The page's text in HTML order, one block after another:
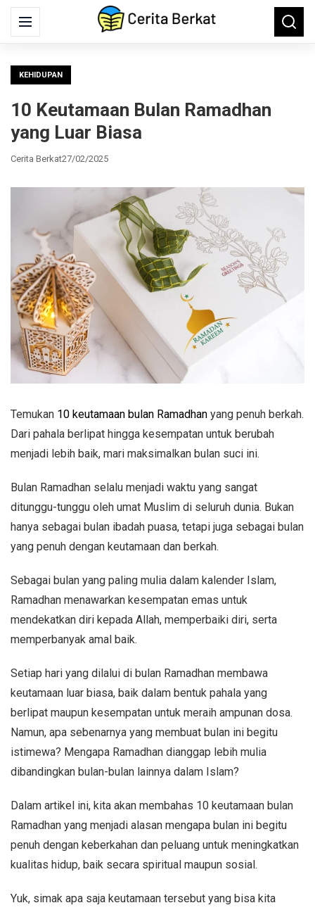
Menu
Search
for:
KEHIDUPAN
10 Keutamaan Bulan Ramadhan
yang Luar Biasa
Cerita Berkat27/02/2025
Temukan 10 keutamaan bulan Ramadhan yang penuh berkah.
Dari pahala berlipat hingga kesempatan untuk berubah
menjadi lebih baik, mari maksimalkan bulan suci ini.
Bulan Ramadhan selalu menjadi waktu yang sangat
ditunggu-tunggu oleh umat Muslim di seluruh dunia. Bukan
hanya sebagai bulan ibadah puasa, tetapi juga sebagai bulan
yang penuh dengan keutamaan dan berkah.
Sebagai bulan yang paling mulia dalam kalender Islam,
Ramadhan menawarkan kesempatan emas untuk
mendekatkan diri kepada Allah, memperbaiki diri, serta
memperbanyak amal baik.
Setiap hari yang dilalui di bulan Ramadhan membawa
keutamaan luar biasa, baik dalam bentuk pahala yang
berlipat maupun kesempatan untuk meraih ampunan dosa.
Namun, apa sebenarnya yang membuat bulan ini begitu
istimewa? Mengapa Ramadhan dianggap lebih mulia
dibandingkan bulan-bulan lainnya dalam Islam?
Dalam artikel ini, kita akan membahas 10 keutamaan bulan
Ramadhan yang menjadi alasan mengapa bulan ini begitu
penuh dengan keberkahan dan peluang untuk meningkatkan
kualitas hidup, baik secara spiritual maupun sosial.
Yuk, simak apa saja keutamaan tersebut yang bisa kita